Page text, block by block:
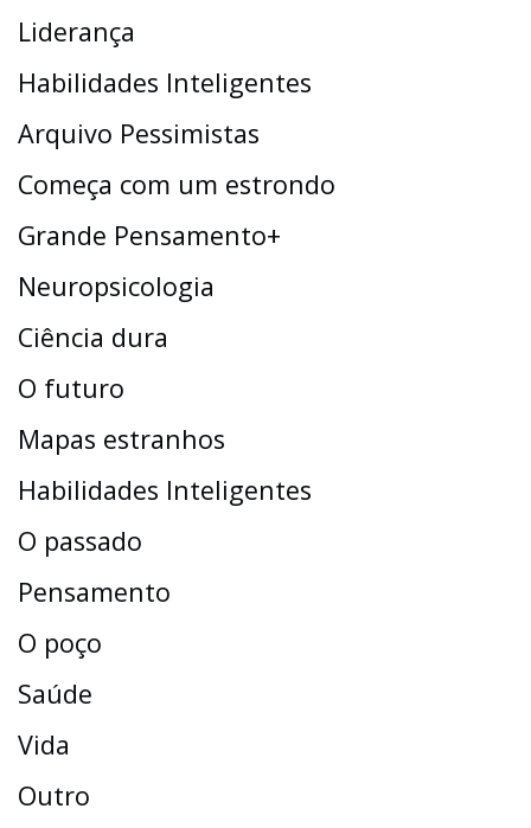
Liderança
Habilidades Inteligentes
Arquivo Pessimistas
Começa com um estrondo
Grande Pensamento+
Neuropsicologia
Ciência dura
O futuro
Mapas estranhos
Habilidades Inteligentes
O passado
Pensamento
O poço
Saúde
Vida
Outro